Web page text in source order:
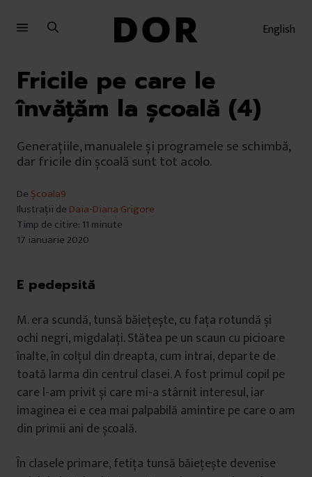
English
Fricile pe care le
învățăm la școală (4)
Generațiile, manualele și programele se schimbă,
dar fricile din școală sunt tot acolo.
De Școala9
Ilustrații de Daia-Diana Grigore
Timp de citire: 11 minute
17 ianuarie 2020
E pedepsită
M. era scundă, tunsă băiețește, cu fața rotundă și
ochi negri, migdalați. Stătea pe un scaun cu picioare
înalte, în colțul din dreapta, cum intrai, departe de
toată larma din centrul clasei. A fost primul copil pe
care l-am privit și care mi-a stârnit interesul, iar
imaginea ei e cea mai palpabilă amintire pe care o am
din primii ani de școală.
În clasele primare, fetița tunsă băiețește devenise